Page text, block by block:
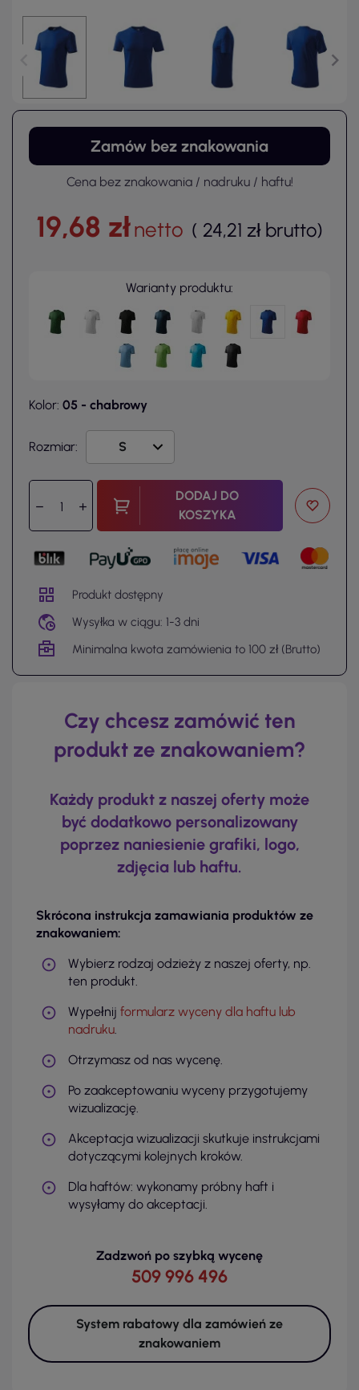
Zamów bez znakowania
Cena bez znakowania / nadruku / haftu!
19,68 złnetto ( 24,21 zł brutto)
Warianty produktu:
Kolor: 05 - chabrowy
Rozmiar:
DODAJ DO
KOSZYKA
Produkt dostępny
Wysyłka w ciągu: 1-3 dni
Minimalna kwota zamówienia to 100 zł (Brutto)
Czy chcesz zamówić ten
produkt ze znakowaniem?
Każdy produkt z naszej oferty może
być dodatkowo personalizowany
poprzez naniesienie grafiki, logo,
zdjęcia lub haftu.
Skrócona instrukcja zamawiania produktów ze
znakowaniem:
Wybierz rodzaj odzieży z naszej oferty, np.
ten produkt.
Wypełnij formularz wyceny dla haftu lub
nadruku.
Otrzymasz od nas wycenę.
Po zaakceptowaniu wyceny przygotujemy
wizualizację.
Akceptacja wizualizacji skutkuje instrukcjami
dotyczącymi kolejnych kroków.
Dla haftów: wykonamy próbny haft i
wysyłamy do akceptacji.
Zadzwoń po szybką wycenę
509 996 496
System rabatowy dla zamówień ze
znakowaniem